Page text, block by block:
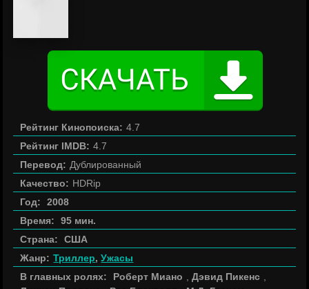
Рейтинг Кинопоиска: 4.7
Рейтинг IMDB: 4.7
Перевод: Дублированный
Качество: HDRip
Год:
2008
Время:
95 мин.
Страна:
США
Жанр: Триллер,Ужасы
В главных ролях:
Роберт Миано ,Дэвид Пикенс